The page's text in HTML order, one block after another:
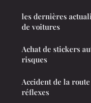
les dernières
de voitures
Achat de stickers
risques
Accident de la
réflexes